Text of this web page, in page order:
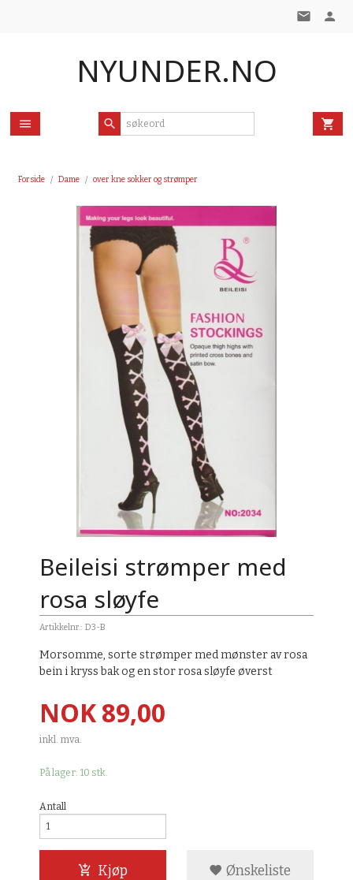
NYUNDER.NO
Forside Dame over kne sokker og strømper
Beileisi strømper med
rosa sløyfe
Artikkelnr.: D3-B
Morsomme, sorte strømper med mønster av rosa
bein i kryss bak og en stor rosa sløyfe øverst
Pris
NOK89,00
inkl. mva.
På lager: 10 stk.
Antall
Kjøp Ønskeliste